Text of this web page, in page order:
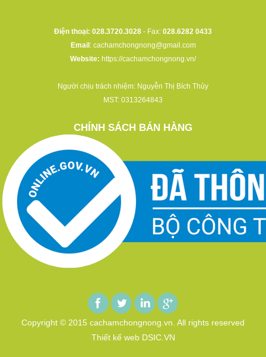
Điện thoại: 028.3720.3028 - Fax: 028.6282 0433
Email : cachamchongnong@gmail.com
Website: https://cachamchongnong.vn/
Người chịu trách nhiệm: Nguyễn Thị Bích Thủy
MST: 0313264843
CHÍNH SÁCH BÁN HÀNG
Copyright © 2015 cachamchongnong.vn. All rights reserved
Thiết kế web DSIC.VN